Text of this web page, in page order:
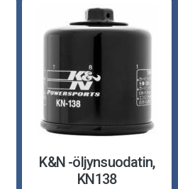
K&N -öljynsuodatin,
KN138